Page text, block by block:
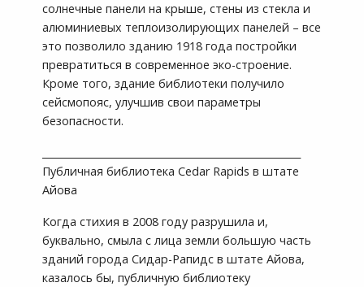
солнечные панели на крыше, стены из стекла и
алюминиевых теплоизолирующих панелей – все
это позволило зданию 1918 года постройки
превратиться в современное эко-строение.
Кроме того, здание библиотеки получило
сейсмопояс, улучшив свои параметры
безопасности.
Публичная библиотека Cedar Rapids в штате
Айова
Когда стихия в 2008 году разрушила и,
буквально, смыла с лица земли большую часть
зданий города Сидар-Рапидс в штате Айова,
казалось бы, публичную библиотеку